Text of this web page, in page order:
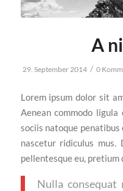
A
29. September 2014 / 0
Lorem ipsum dolor sit
Aenean commodo ligula
sociis natoque
nascetur ridiculus mus.
pellentesque eu, pretium
Nulla consequat